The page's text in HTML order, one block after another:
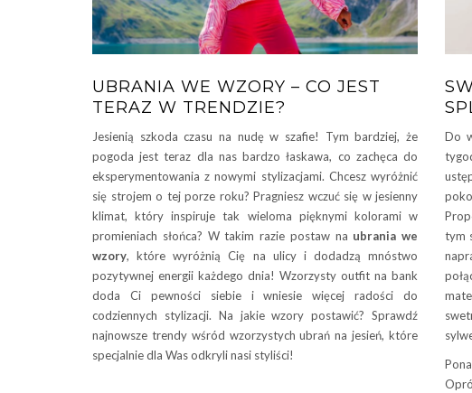
UBRANIA WE WZORY – CO JEST
TERAZ W TRENDZIE?
Jesienią szkoda czasu na nudę w szafie! Tym bardziej, że
pogoda jest teraz dla nas bardzo łaskawa, co zachęca do
eksperymentowania z nowymi stylizacjami. Chcesz wyróżnić
się strojem o tej porze roku? Pragniesz wczuć się w jesienny
klimat, który inspiruje tak wieloma pięknymi kolorami w
promieniach słońca? W takim razie postaw na ubrania we
wzory, które wyróżnią Cię na ulicy i dodadzą mnóstwo
pozytywnej energii każdego dnia! Wzorzysty outfit na bank
doda Ci pewności siebie i wniesie więcej radości do
codziennych stylizacji. Na jakie wzory postawić? Sprawdź
najnowsze trendy wśród wzorzystych ubrań na jesień, które
specjalnie dla Was odkryli nasi styliści!
Do
tym